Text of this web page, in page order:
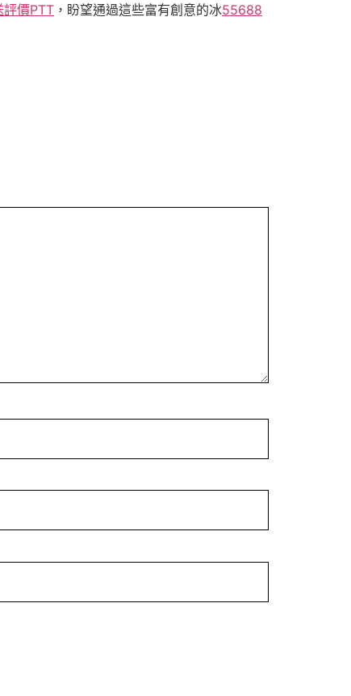
評價PTT ，盼望通過這些富有創意的冰55688